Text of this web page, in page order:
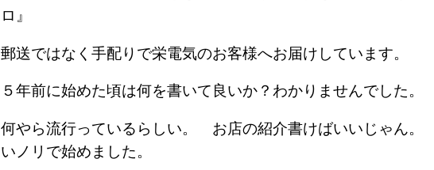
ロ』
郵送ではなく手配りで栄電気のお客様へお届けしています。
５年前に始めた頃は何を書いて良いか？わかりませんでした。
何やら流行っているらしい。 お店の紹介書けばいいじゃん
いノリで始めました。